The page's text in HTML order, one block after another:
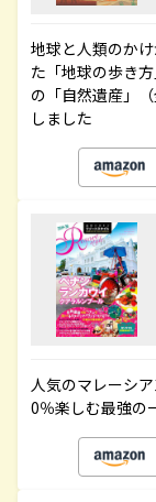
地球と人類のか
た「地球の歩き
の「自然遺産」
しました
人気のマレーシ
0％楽しむ最強の